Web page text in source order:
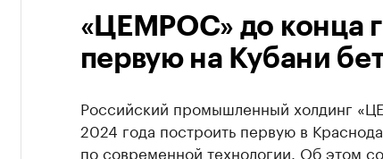
«ЦЕМРОС» до конца
первую на Кубани
Российский промышленный холдинг
2024 года построить первую в
по современной технологии. Об этом